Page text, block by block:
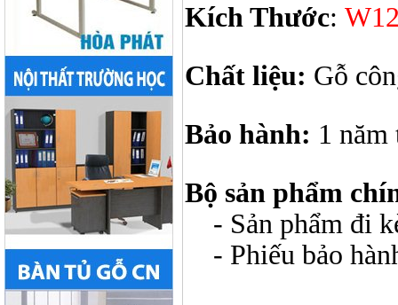
Kích Thước:
Chất liệu: Gỗ
Bảo hành: 1 năm
Bộ sản phẩm
- Sản phẩm đi
- Phiếu bảo